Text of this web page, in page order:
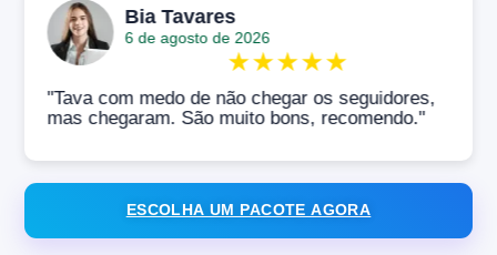
Bia Tavares
6 de agosto de 2026
★★★★★
"Tava com medo de não chegar os seguidores,
mas chegaram. São muito bons, recomendo."
ESCOLHA UM PACOTE AGORA